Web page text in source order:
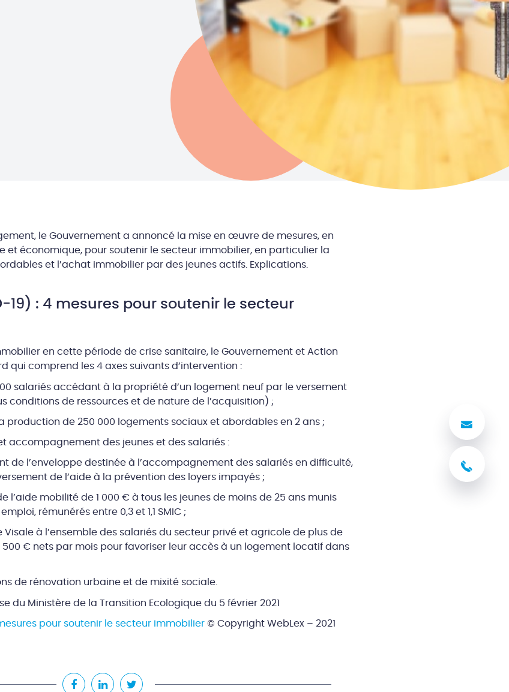
le Gouvernement a annoncé la mise en œuvre de mesures, en
et économique, pour soutenir le secteur immobilier, en particulier la
et l’achat immobilier par des jeunes actifs. Explications.
19) : 4 mesures pour soutenir le secteur
en cette période de crise sanitaire, le Gouvernement et Action
qui comprend les 4 axes suivants d’intervention :
salariés accédant à la propriété d’un logement neuf par le versement
conditions de ressources et de nature de l’acquisition) ;
production de 250 000 logements sociaux et abordables en 2 ans ;
accompagnement des jeunes et des salariés :
de l’enveloppe destinée à l’accompagnement des salariés en difficulté,
de l’aide à la prévention des loyers impayés ;
l’aide mobilité de 1 000 € à tous les jeunes de moins de 25 ans munis
rémunérés entre 0,3 et 1,1 SMIC ;
à l’ensemble des salariés du secteur privé et agricole de plus de
500 € nets par mois pour favoriser leur accès à un logement locatif dans
de rénovation urbaine et de mixité sociale.
du Ministère de la Transition Ecologique du 5 février 2021
pour soutenir le secteur immobilier© Copyright WebLex – 2021